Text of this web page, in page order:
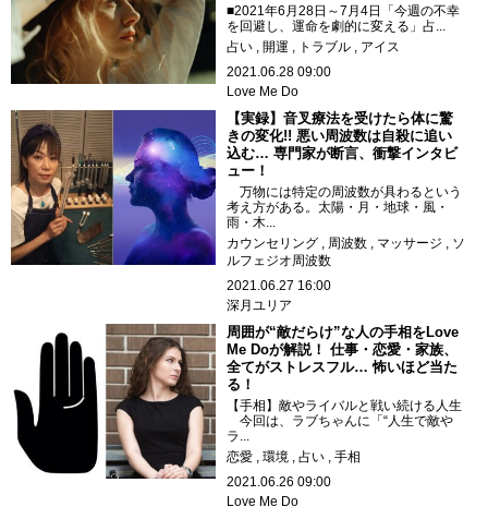
■2021年6月28日～7月4日「今週の不幸
を回避し、運命を劇的に変える」占...
占い
開運 トラブル
アイス
2021.06.28 09:00
Love Me Do
【実録】音叉療法を受けたら体に驚
きの変化!! 悪い周波数は自殺に追い
込む… 専門家が断言、衝撃インタビ
ュー！
万物には特定の周波数が具わるという
考え方がある。太陽・月・地球・風・
雨・木...
カウンセリング
周波数 マッサージ
ソ
ルフェジオ周波数
2021.06.27 16:00
深月ユリア
周囲が“敵だらけ”な人の手相をLove
Me Doが解説！ 仕事・恋愛・家族、
全てがストレスフル… 怖いほど当た
る！
【手相】敵やライバルと戦い続ける人生
今回は、ラブちゃんに「“人生で敵や
ラ...
恋愛
環境 占い
手相
2021.06.26 09:00
Love Me Do